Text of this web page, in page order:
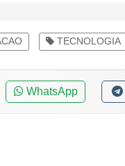
TECNOLOGIA
WhatsApp